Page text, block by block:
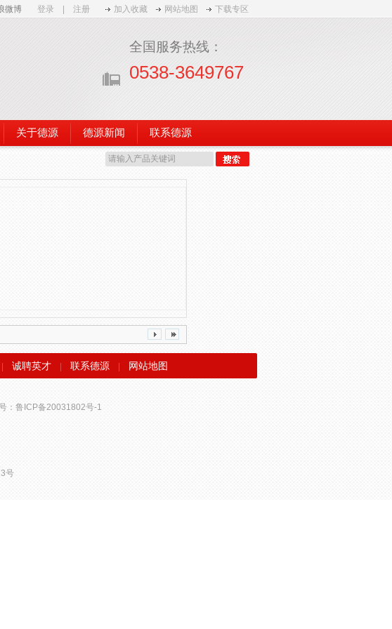
微博 登录 注册 加入收藏 网站地图 下载专区
全国服务热线：
0538-3649767
关于德源 德源新闻 联系德源
诚聘英才 联系德源 网站地图
：鲁ICP备20031802号-1
号